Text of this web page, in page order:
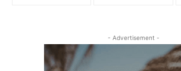
- Advertisement -